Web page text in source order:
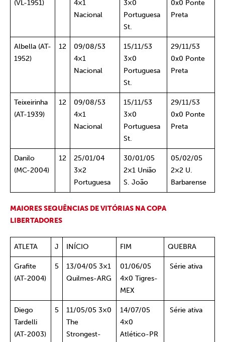
(VL-1951)
4×1
Nacional
3×0
Portuguesa
St.
0x0 Ponte
Preta
Albella (AT-
1952)
12
09/08/53
4×1
Nacional
15/11/53
3×0
Portuguesa
St.
29/11/53
0x0 Ponte
Preta
Teixeirinha
(AT-1939)
12
09/08/53
4×1
Nacional
15/11/53
3×0
Portuguesa
St.
29/11/53
0x0 Ponte
Preta
Danilo
(MC-2004)
12
25/01/04
3×2
Portuguesa
30/01/05
2×1 União
S. João
05/02/05
2×2 U.
Barbarense
MAIORES SEQUÊNCIAS DE VITÓRIAS NA COPA
LIBERTADORES
ATLETA J INÍCIO FIM QUEBRA
Grafite
(AT-2004)
5
13/04/05 3×1
Quilmes-ARG
01/06/05
4×0 Tigres-
MEX
Série ativa
Diego
Tardelli
(AT-2003)
5
11/05/05 3×0
The
Strongest-
14/07/05
4×0
Atlético-PR
Série ativa